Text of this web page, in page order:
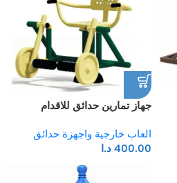
جهاز تمارين حدائق للاقدام
العاب خارجية واجهزة حدائق
400.00 د.ا